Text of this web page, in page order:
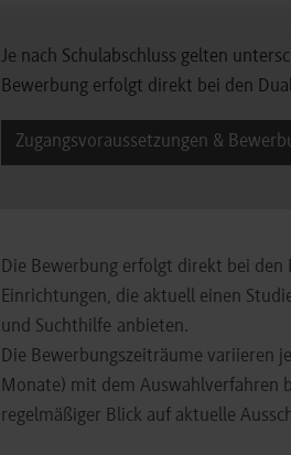
Je nach Schulabschluss gelten
Bewerbung erfolgt direkt bei den
Zugangsvoraussetzungen &
Die Bewerbung erfolgt direkt bei den
Einrichtungen, die aktuell einen
und Suchthilfe anbieten.
Die Bewerbungszeiträume variieren
Monate) mit dem Auswahlverfahren
regelmäßiger Blick auf aktuelle